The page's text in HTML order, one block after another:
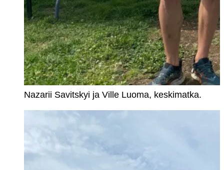
Nazarii Savitskyi ja Ville Luoma, keskimatka.